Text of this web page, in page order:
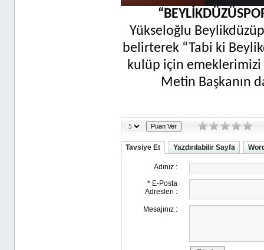
Yükseloğlu
belirterek “Tabi ki
kulüp için emeklerimizi
Metin Başkanın
Tavsiye Et Yazdırılabilir Sayfa